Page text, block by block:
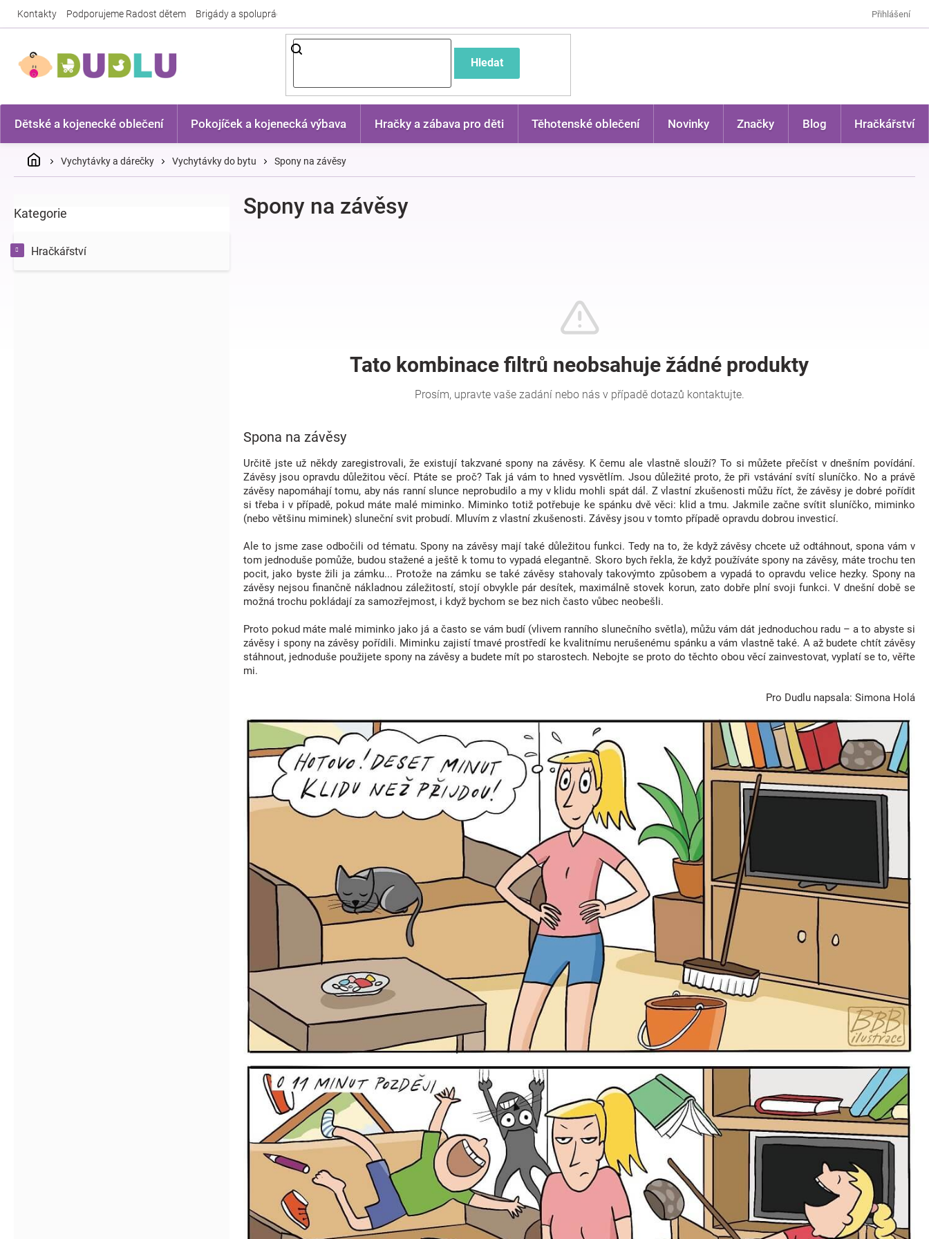
Kontakty Podporujeme Radost dětem Brigády a spolupráce Přihlášení
Hledat
Dětské a kojenecké oblečení Pokojíček a kojenecká výbava Hračky a zábava pro děti Těhotenské oblečení Novinky Značky Blog Hračkářství
DomůVychytávky a dárečky Vychytávky do bytu Spony na závěsy
o
t
r
Přeskočit
Kategorie
Hračkářství
Spony na závěsy
Spona na závěsy
Určitě jste už někdy zaregistrovali, že existují takzvané spony na závěsy. K čemu ale vlastně slouží? To si můžete přečíst v dnešním povídání.
Závěsy jsou opravdu důležitou věcí. Ptáte se proč? Tak já vám to hned vysvětlím. Jsou důležité proto, že při vstávání svítí sluníčko. No a právě
závěsy napomáhají tomu, aby nás ranní slunce neprobudilo a my v klidu mohli spát dál. Z vlastní zkušenosti můžu říct, že závěsy je dobré pořídit
si třeba i v případě, pokud máte malé miminko. Miminko totiž potřebuje ke spánku dvě věci: klid a tmu. Jakmile začne svítit sluníčko, miminko
(nebo většinu miminek) sluneční svit probudí. Mluvím z vlastní zkušenosti. Závěsy jsou v tomto případě opravdu dobrou investicí.
Ale to jsme zase odbočili od tématu. Spony na závěsy mají také důležitou funkci. Tedy na to, že když závěsy chcete už odtáhnout, spona vám v
tom jednoduše pomůže, budou stažené a ještě k tomu to vypadá elegantně. Skoro bych řekla, že když používáte spony na závěsy, máte trochu ten
pocit, jako byste žili ja zámku... Protože na zámku se také závěsy stahovaly takovýmto způsobem a vypadá to opravdu velice hezky. Spony na
závěsy nejsou finančně nákladnou záležitostí, stojí obvykle pár desítek, maximálně stovek korun, zato dobře plní svoji funkci. V dnešní době se
možná trochu pokládají za samozřejmost, i když bychom se bez nich často vůbec neobešli.
Proto pokud máte malé miminko jako já a často se vám budí (vlivem ranního slunečního světla), můžu vám dát jednoduchou radu – a to abyste si
závěsy i spony na závěsy pořídili. Miminku zajistí tmavé prostředí ke kvalitnímu nerušenému spánku a vám vlastně také. A až budete chtít závěsy
stáhnout, jednoduše použijete spony na závěsy a budete mít po starostech. Nebojte se proto do těchto obou věcí zainvestovat, vyplatí se to, věřte
mi.
Pro Dudlu napsala: Simona Holá